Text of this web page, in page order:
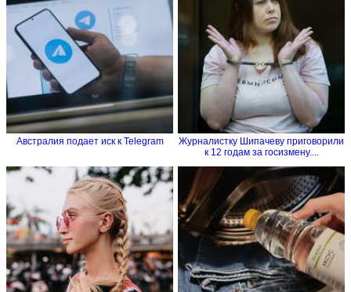
Австралия подает иск к Telegram
Журналистку Шипачеву приговорили
к 12 годам за госизмену....